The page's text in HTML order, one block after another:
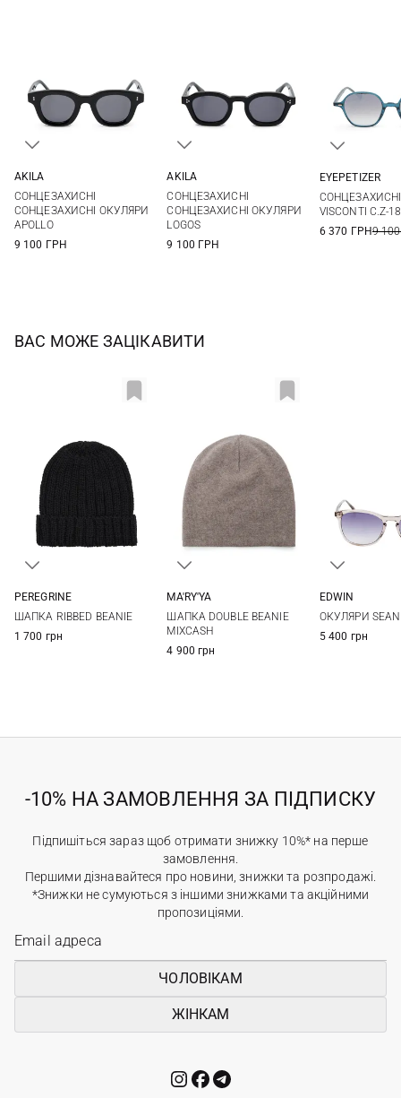
AKILA
СОНЦЕЗАХИСНІ
СОНЦЕЗАХИСНІ ОКУЛЯРИ
APOLLO
9 100 ГРН
AKILA
СОНЦЕЗАХИСНІ
СОНЦЕЗАХИСНІ ОКУЛЯРИ
LOGOS
9 100 ГРН
EYEPETIZER
VISCONTI C.Z-
6 370 ГРН9
ВАС МОЖЕ ЗАЦІКАВИТИ
PEREGRINE
ШАПКА RIBBED BEANIE
1 700 грн
MA'RY'YA
ШАПКА DOUBLE BEANIE
MIXCASH
4 900 грн
EDWIN
ОКУЛЯРИ SEAN
5 400 грн
-10% НА ЗАМОВЛЕННЯ ЗА ПІДПИСКУ
Підпишіться зараз щоб отримати знижку 10%* на перше
замовлення.
Першими дізнавайтеся про новини, знижки та розпродажі.
*Знижки не сумуються з іншими знижками та акційними
пропозиціями.
ЧОЛОВІКАМ
ЖІНКАМ